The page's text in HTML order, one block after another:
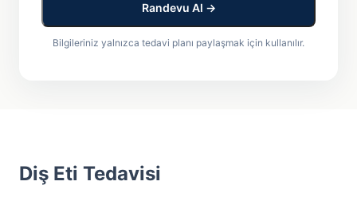
Randevu Al →
Bilgileriniz yalnızca tedavi planı paylaşmak için kullanılır.
Diş Eti Tedavisi